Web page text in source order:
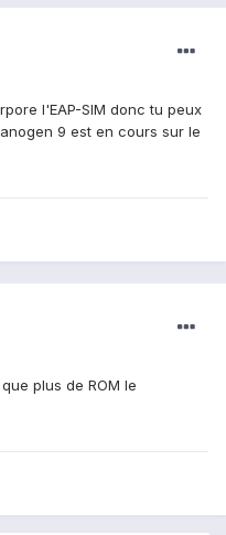
l'EAP-SIM donc tu peux
9 est en cours sur le
plus de ROM le